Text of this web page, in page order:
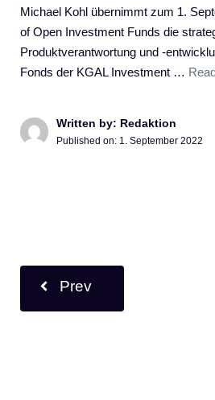
Michael Kohl übernimmt zum 1.
of Open Investment Funds die
Produktverantwortung und -
Fonds der KGAL Investment …
Written by: Redaktion
Published on: 1. September 2022
Prev